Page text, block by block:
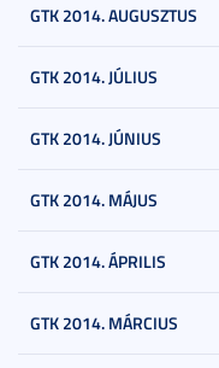
GTK 2014. AUGUSZTUS
GTK 2014. JÚLIUS
GTK 2014. JÚNIUS
GTK 2014. MÁJUS
GTK 2014. ÁPRILIS
GTK 2014. MÁRCIUS